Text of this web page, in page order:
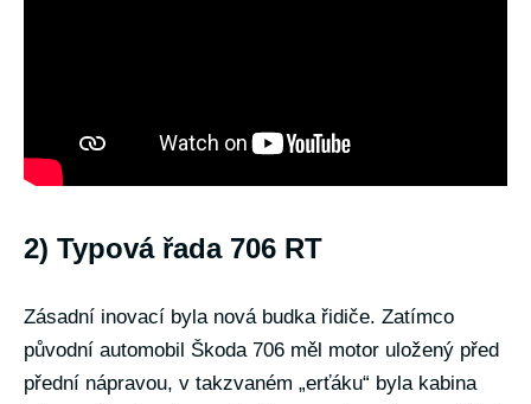
2) Typová řada 706 RT
Zásadní inovací byla nová budka řidiče. Zatímco
původní automobil Škoda 706 měl motor uložený před
přední nápravou, v takzvaném „erťáku“ byla kabina